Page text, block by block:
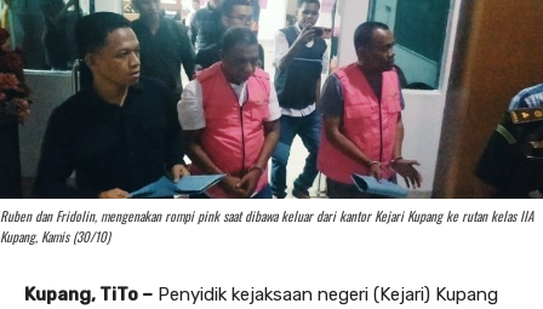
Ruben dan Fridolin, mengenakan rompi pink saat dibawa keluar dari kantor Kejari Kupang ke rutan kelas IIA
Kupang, Kamis (30/10)
Kupang, TiTo – Penyidik kejaksaan negeri (Kejari) Kupang